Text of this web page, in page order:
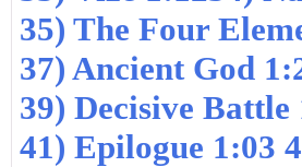
35) The Four
37) Ancient God
39) Decisive Battle
41) Epilogue 1:03